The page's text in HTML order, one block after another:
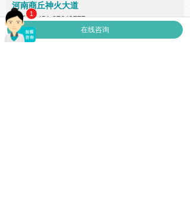
河南商丘神火大道
电话：0451-87642777
地址：河南省商丘市神火大道与淮河路交叉口西100
米路北（新城国际北门斜对面）纪检会家属院3号
1
在线咨询